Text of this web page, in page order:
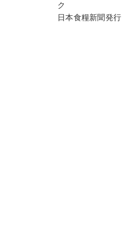
ク
日本食糧新聞発行